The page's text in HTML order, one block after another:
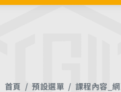
首頁 預設選單 課程內容_